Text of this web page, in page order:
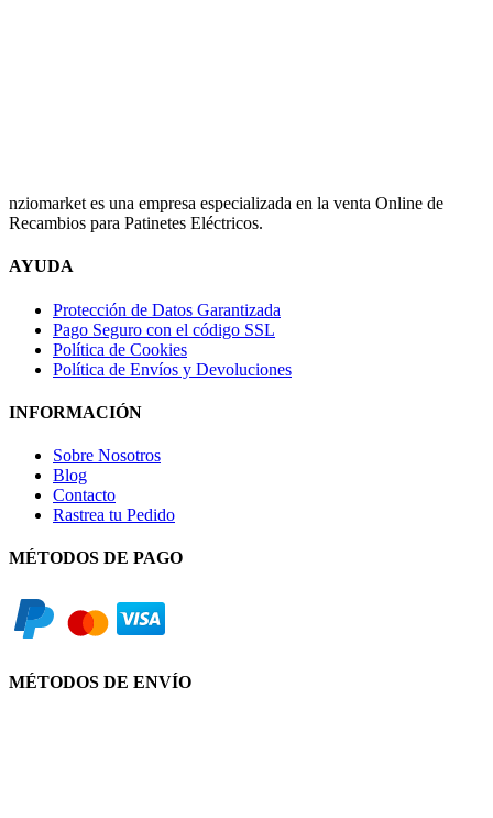
nziomarket es una empresa especializada en la venta Online de
Recambios para Patinetes Eléctricos.
AYUDA
Protección de Datos Garantizada
Pago Seguro con el código SSL
Política de Cookies
Política de Envíos y Devoluciones
INFORMACIÓN
Sobre Nosotros
Blog
Contacto
Rastrea tu Pedido
MÉTODOS DE PAGO
MÉTODOS DE ENVÍO